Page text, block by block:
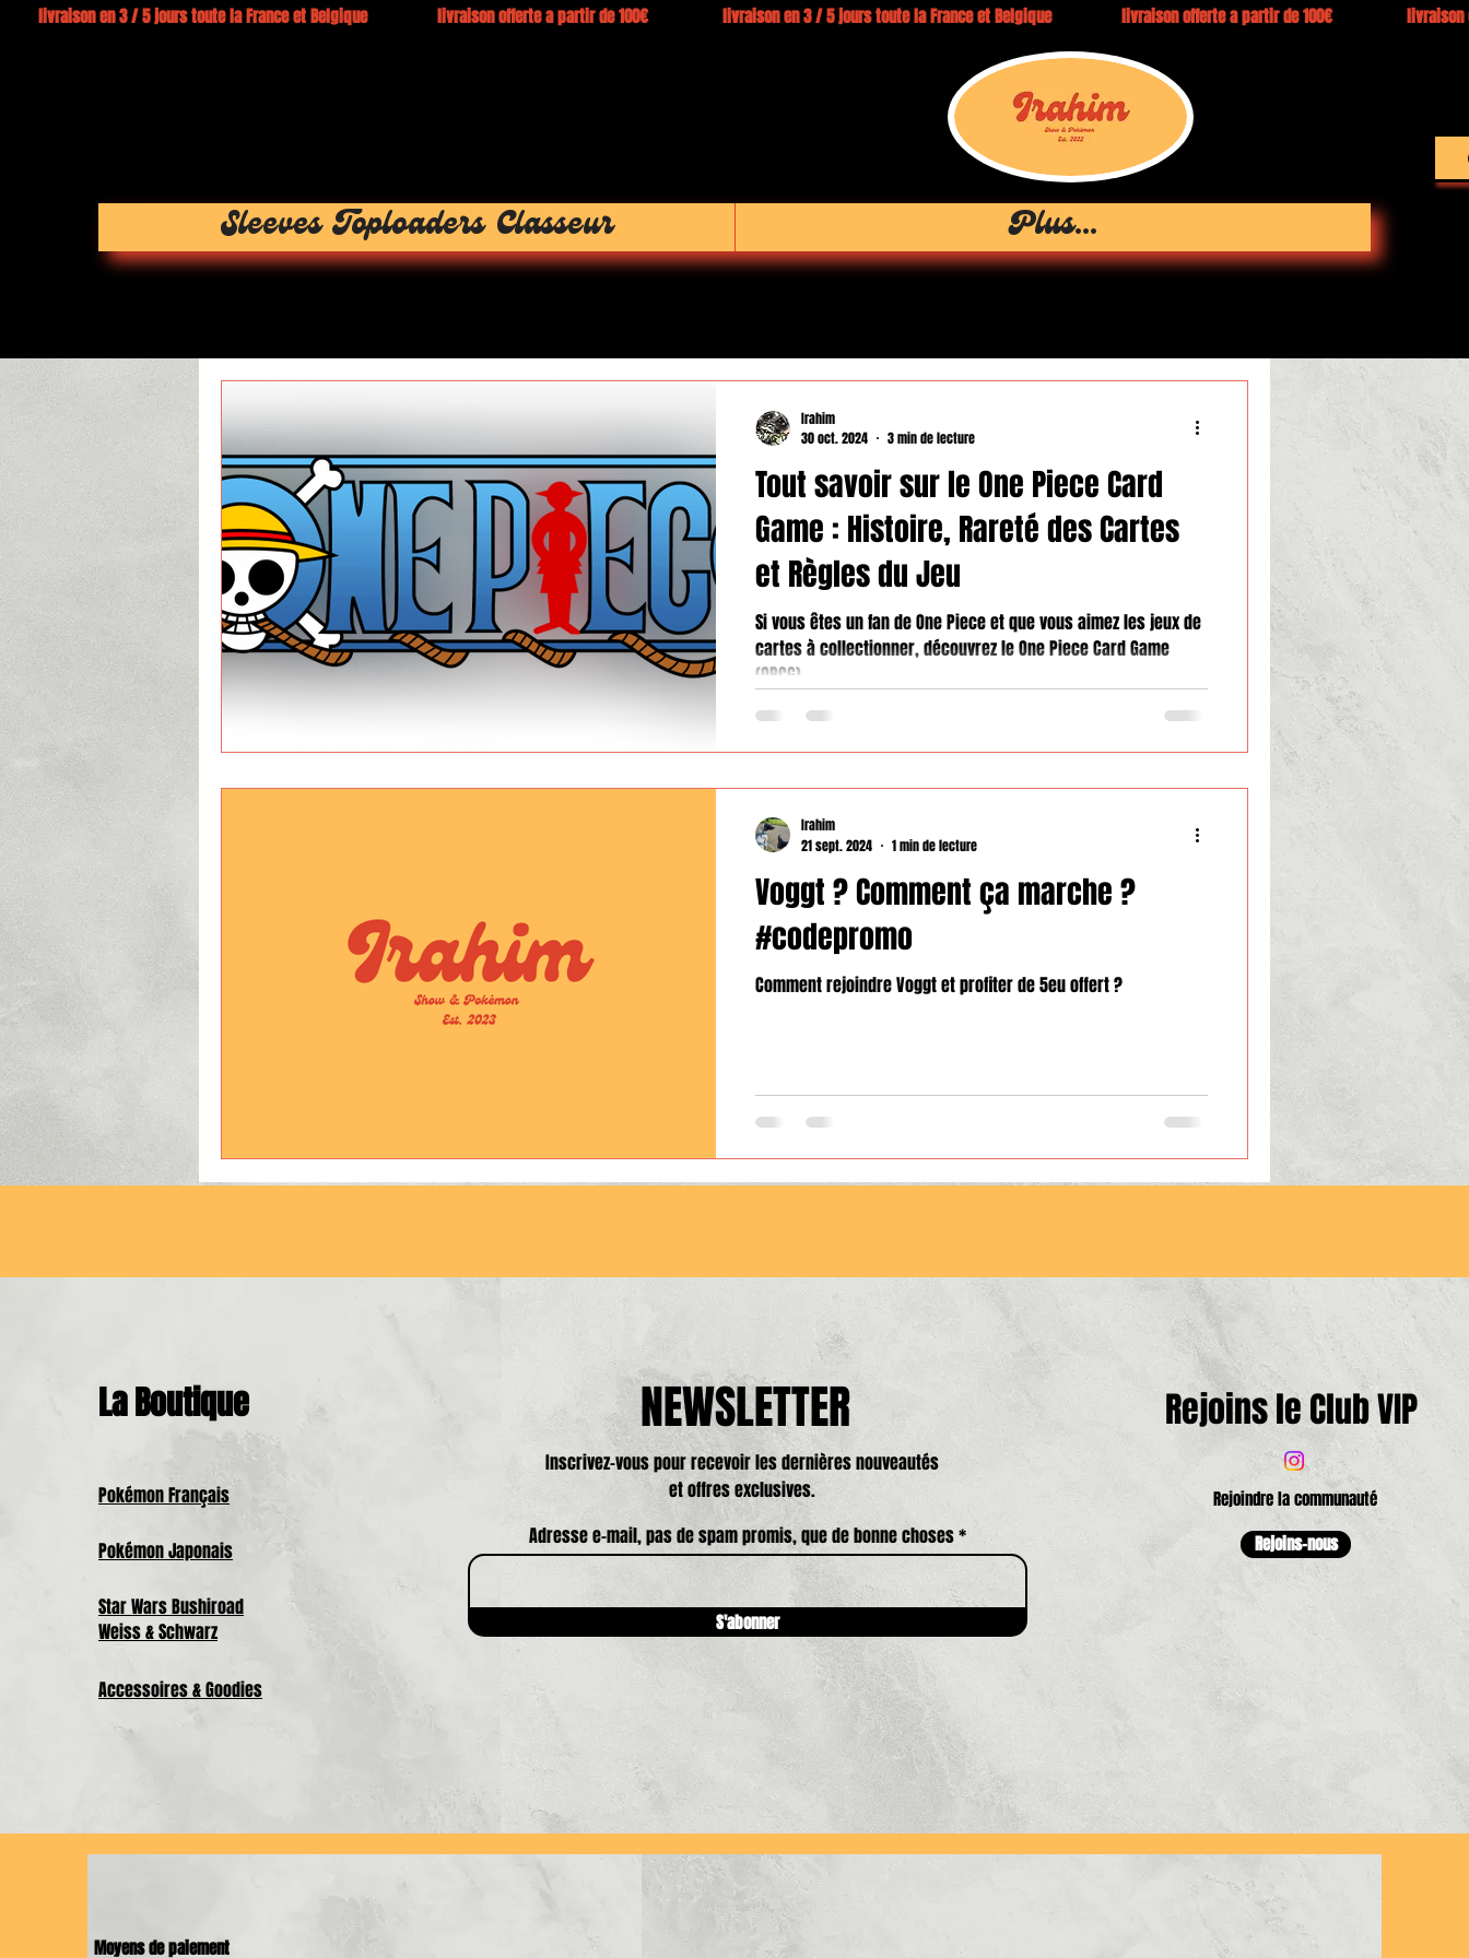
Sleeves Toploaders Classeur Plus...
livraison en 3 / 5 jours toute la France et Belgique livraison offerte a partir de 100€ livraison en 3 / 5 jours toute la France et Belgique livraison offerte a partir de 100€ livraison en 3
Tout savoir sur le One Piece Card
Game : Histoire, Rareté des Cartes
et Règles du Jeu
Si vous êtes un fan de One Piece et que vous aimez les jeux de
cartes à collectionner, découvrez le One Piece Card Game
(OPCG)...
Irahim
30 oct. 2024
3 min de lecture
Voggt ? Comment ça marche ?
#codepromo
Comment rejoindre Voggt et profiter de 5eu offert ?
Irahim
21 sept. 2024
1 min de lecture
La Boutique
Pokémon Français
Pokémon Japonais
Star Wars Bushiroad
Weiss & Schwarz
Accessoires & Goodies
NEWSLETTER
Inscrivez-vous pour recevoir les dernières nouveautés
et offres exclusives.
Adresse e-mail, pas de spam promis, que de bonne choses
S'abonner
Rejoins le Club VIP
Rejoindre la communauté
Rejoins-nous
Moyens de paiement